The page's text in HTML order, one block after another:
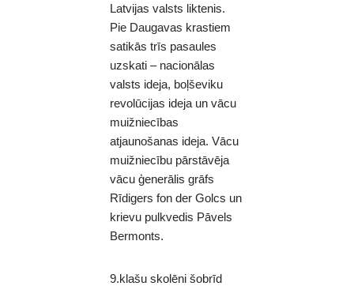
Latvijas valsts liktenis.
Pie Daugavas krastiem
satikās trīs pasaules
uzskati – nacionālas
valsts ideja, boļševiku
revolūcijas ideja un vācu
muižniecības
atjaunošanas ideja. Vācu
muižniecību pārstāvēja
vācu ģenerālis grāfs
Rīdigers fon der Golcs un
krievu pulkvedis Pāvels
Bermonts.
9.klašu skolēni šobrīd